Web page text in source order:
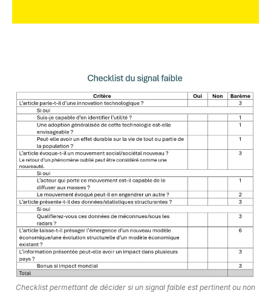
Checklist permettant de décider si un signal faible est pertinent ou non